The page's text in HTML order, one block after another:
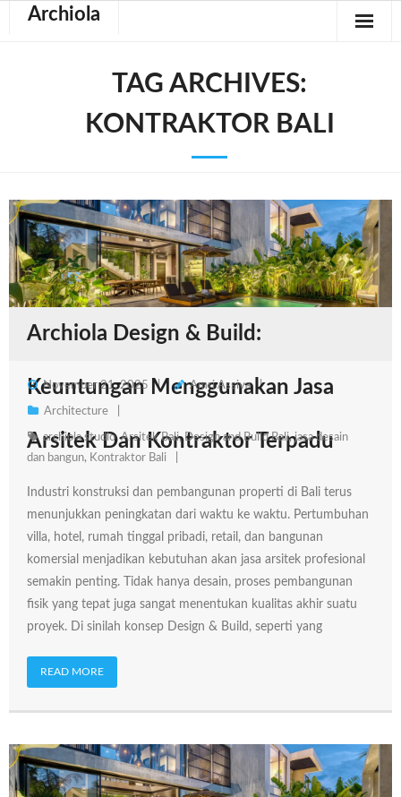
Archiola
TAG ARCHIVES:
KONTRAKTOR BALI
Archiola Design & Build:
Keuntungan Menggunakan Jasa
Arsitek Dan Kontraktor Terpadu
November 21, 2025 Amri Assiva
Architecture
archiola studio,Arsitek Bali,Design and Build Bali,jasa desain
dan bangun, Kontraktor Bali
Industri konstruksi dan pembangunan properti di Bali terus
menunjukkan peningkatan dari waktu ke waktu. Pertumbuhan
villa, hotel, rumah tinggal pribadi, retail, dan bangunan
komersial menjadikan kebutuhan akan jasa arsitek profesional
semakin penting. Tidak hanya desain, proses pembangunan
fisik yang tepat juga sangat menentukan kualitas akhir suatu
proyek. Di sinilah konsep Design & Build, seperti yang
READ MORE